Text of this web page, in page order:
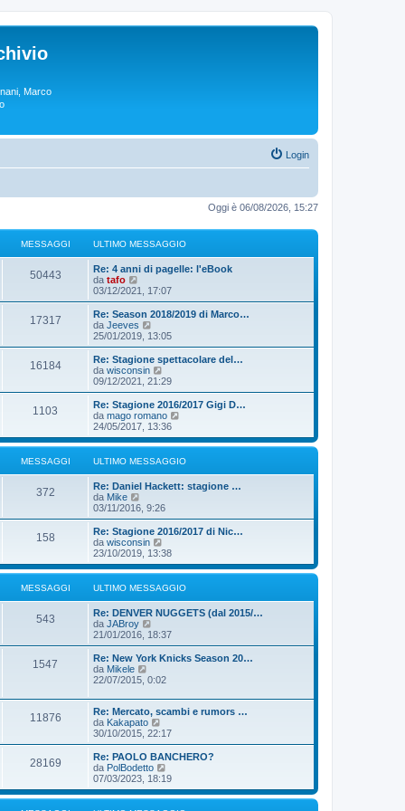
Marco
Login
Oggi è 06/08/2026, 15:27
MESSAGGI ULTIMO MESSAGGIO
50443
Re: 4 anni di pagelle: l'eBook
da tafo
e
d
i
u
l
m
o
m
s
s
a
g
i
o
03/12/2021, 17:07
17317
Re: Season 2018/2019 di Marco…
da Jeeves
e
d
i
u
l
m
o
m
e
s
a
g
i
o
25/01/2019, 13:05
16184
Re: Stagione spettacolare del…
da wisconsin
e
d
i
u
l
i
m
o
m
e
s
a
g
i
o
09/12/2021, 21:29
1103
Re: Stagione 2016/2017 Gigi D…
da mago romano
d
i
u
i
m
e
a
g
g
i
o
24/05/2017, 13:36
MESSAGGI ULTIMO MESSAGGIO
372
Re: Daniel Hackett: stagione …
da Mike
e
d
i
u
l
t
i
m
o
m
e
s
s
a
g
g
i
03/11/2016, 9:26
158
Re: Stagione 2016/2017 di Nic…
da wisconsin
e
d
i
u
i
o
m
e
s
g
g
o
23/10/2019, 13:38
MESSAGGI ULTIMO MESSAGGIO
543
Re: DENVER NUGGETS (dal 2015/…
da JABroy
e
d
i
l
i
m
o
m
e
s
s
a
g
g
21/01/2016, 18:37
1547
Re: New York Knicks Season 20…
da Mikele
e
i
u
l
t
i
m
o
m
e
s
s
22/07/2015, 0:02
11876
Re: Mercato, scambi e rumors …
da Kakapato
e
d
i
u
l
i
m
30/10/2015, 22:17
28169
Re: PAOLO BANCHERO?
da PolBodetto
e
d
i
07/03/2023, 18:19